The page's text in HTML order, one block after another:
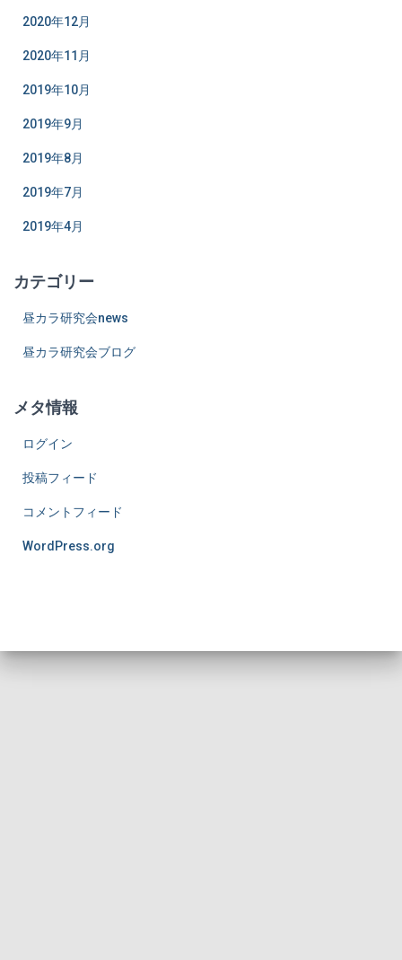
2020年12月
2020年11月
2019年10月
2019年9月
2019年8月
2019年7月
2019年4月
カテゴリー
昼カラ研究会news
昼カラ研究会ブログ
メタ情報
ログイン
投稿フィード
コメントフィード
WordPress.org